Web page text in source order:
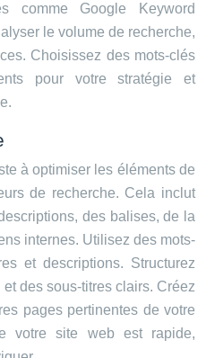
comme Google Keyword
le volume de recherche,
Choisissez des mots-clés
pour votre stratégie et
à optimiser les éléments de
de recherche. Cela inclut
des balises, de la
internes. Utilisez des mots-
et descriptions. Structurez
des sous-titres clairs. Créez
pages pertinentes de votre
votre site web est rapide,